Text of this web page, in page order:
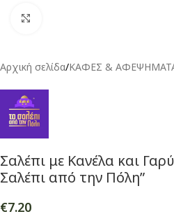
Αρχική σελίδα/ΚΑΦΕΣ &
Σαλέπι με Κανέλα και
Σαλέπι από την Πόλη”
€7.20